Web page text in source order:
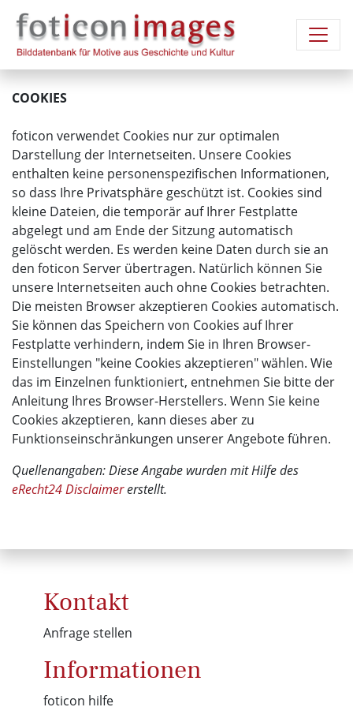
COOKIES
foticon verwendet Cookies nur zur optimalen
Darstellung der Internetseiten. Unsere Cookies
enthalten keine personenspezifischen Informationen,
so dass Ihre Privatsphäre geschützt ist. Cookies sind
kleine Dateien, die temporär auf Ihrer Festplatte
abgelegt und am Ende der Sitzung automatisch
gelöscht werden. Es werden keine Daten durch sie an
den foticon Server übertragen. Natürlich können Sie
unsere Internetseiten auch ohne Cookies betrachten.
Die meisten Browser akzeptieren Cookies automatisch.
Sie können das Speichern von Cookies auf Ihrer
Festplatte verhindern, indem Sie in Ihren Browser-
Einstellungen "keine Cookies akzeptieren" wählen. Wie
das im Einzelnen funktioniert, entnehmen Sie bitte der
Anleitung Ihres Browser-Herstellers. Wenn Sie keine
Cookies akzeptieren, kann dieses aber zu
Funktionseinschränkungen unserer Angebote führen.
Quellenangaben: Diese Angabe wurden mit Hilfe des
eRecht24 Disclaimererstellt.
Kontakt
Anfrage stellen
Informationen
foticon hilfe